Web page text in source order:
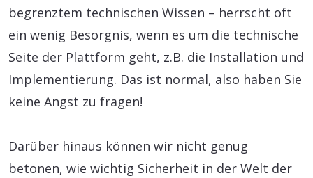
begrenztem technischen Wissen – herrscht oft
ein wenig Besorgnis, wenn es um die technische
Seite der Plattform geht, z.B. die Installation und
Implementierung. Das ist normal, also haben Sie
keine Angst zu fragen!
Darüber hinaus können wir nicht genug
betonen, wie wichtig Sicherheit in der Welt der